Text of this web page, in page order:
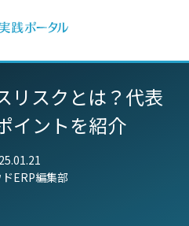
リスクとは？代表
イントを紹介
ERP編集部